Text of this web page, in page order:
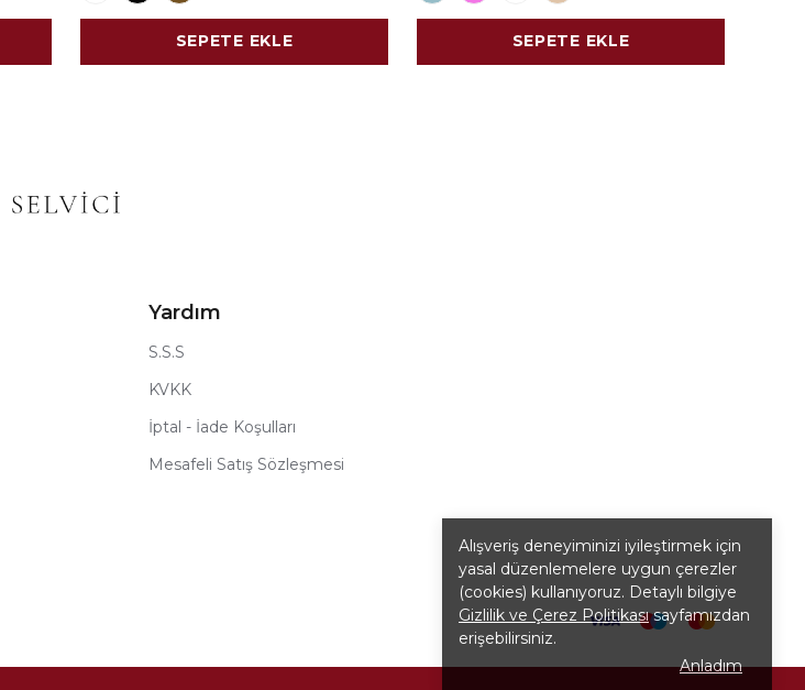
Alışveriş deneyiminizi iyileştirmek için
yasal düzenlemelere uygun çerezler
(cookies) kullanıyoruz. Detaylı bilgiye
Gizlilik ve Çerez Politikasısayfamızdan
erişebilirsiniz.
Anladım
SEPETE EKLE SEPETE EKLE
Yardım
S.S.S
KVKK
İptal - İade Koşulları
Mesafeli Satış Sözleşmesi